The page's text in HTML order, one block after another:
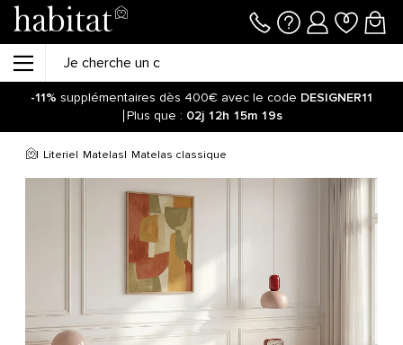
-11% supplémentaires dès 400€ avec le code DESIGNER11
Plus que : 02j 12h 15m 19s
Literie Matelas Matelas classique